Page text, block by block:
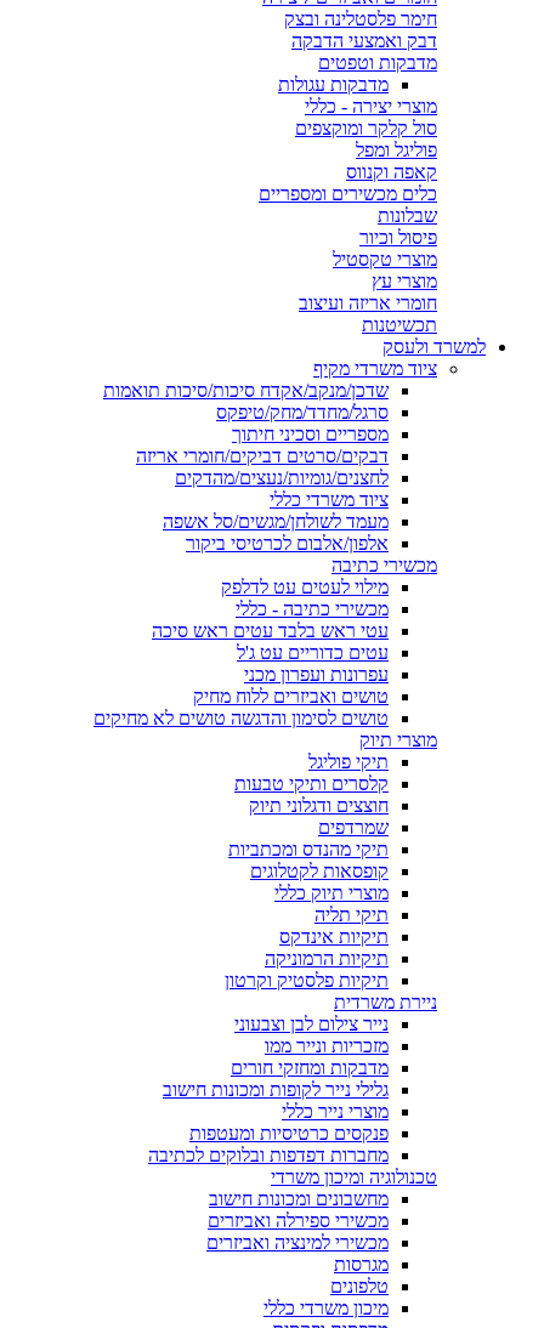
חימר פלסטלינה ובצק
דבק ואמצעי הדבקה
מדבקות וטפטים
מדבקות עגולות
מוצרי יצירה - כללי
סול קלקר ומוקצפים
פוליגל ומפל
קאפה וקנווס
כלים מכשירים ומספריים
שבלונות
פיסול וכיור
מוצרי טקסטיל
מוצרי עץ
חומרי אריזה ועיצוב
תכשיטנות
למשרד ולעסק
ציוד משרדי מקיף
שדכן/מנקב/אקדח סיכות/סיכות תואמות
סרגל/מחדד/מחק/טיפקס
מספריים וסכיני חיתוך
דבקים/סרטים דביקים/חומרי אריזה
לחצנים/גומיות/נעצים/מהדקים
ציוד משרדי כללי
מעמד לשולחן/מגשים/סל אשפה
אלפון/אלבום לכרטיסי ביקור
מכשירי כתיבה
מילוי לעטים עט לדלפק
מכשירי כתיבה - כללי
עטי ראש בלבד עטים ראש סיכה
עטים כדוריים עט ג'ל
עפרונות ועפרון מכני
טושים ואביזרים ללוח מחיק
טושים לסימון והדגשה טושים לא מחיקים
מוצרי תיוק
תיקי פוליגל
קלסרים ותיקי טבעות
חוצצים ודגלוני תיוק
שמרדפים
תיקי מהנדס ומכתביות
קופסאות לקטלוגים
מוצרי תיוק כללי
תיקי תליה
תיקיות אינדקס
תיקיות הרמוניקה
תיקיות פלסטיק וקרטון
ניירת משרדית
נייר צילום לבן וצבעוני
מזכריות ונייר ממו
מדבקות ומחזקי חורים
גלילי נייר לקופות ומכונות חישוב
מוצרי נייר כללי
פנקסים כרטיסיות ומעטפות
מחברות דפדפות ובלוקים לכתיבה
טכנולוגיה ומיכון משרדי
מחשבונים ומכונות חישוב
מכשירי ספירלה ואביזרים
מכשירי למינציה ואביזרים
מגרסות
טלפונים
מיכון משרדי כללי